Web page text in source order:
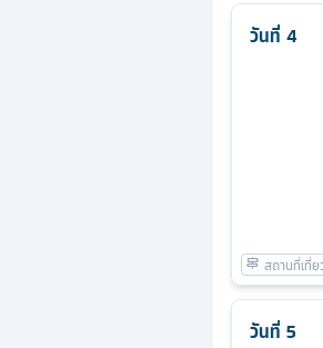
วันที่ 4
วันที่ 5